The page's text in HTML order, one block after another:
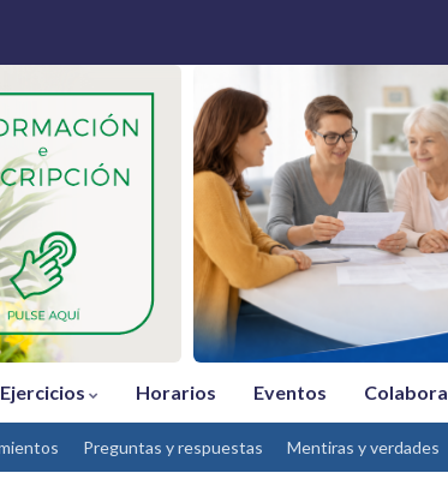
Ejercicios Horarios Eventos Colabora
Preguntas y respuestas Mentiras y verdades